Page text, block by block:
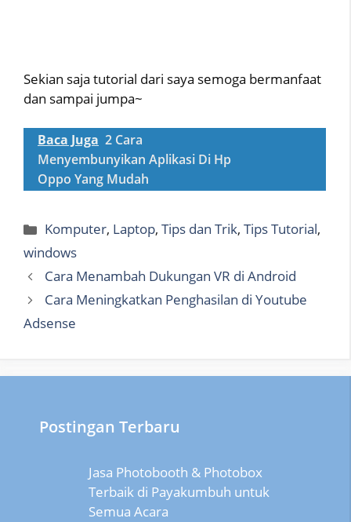
Sekian saja tutorial dari saya semoga bermanfaat
dan sampai jumpa~
Baca Juga 2 Cara
Menyembunyikan Aplikasi Di Hp
Oppo Yang Mudah
Categories
Komputer, Laptop,Tips dan Trik,Tips Tutorial,
windows
Cara Menambah Dukungan VR di Android
Cara Meningkatkan Penghasilan di Youtube
Adsense
Postingan Terbaru
Jasa Photobooth & Photobox
Terbaik di Payakumbuh untuk
Semua Acara